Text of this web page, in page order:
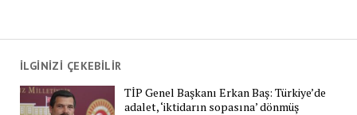
İLGİNİZİ ÇEKEBİLİR
TİP Genel Başkanı Erkan Baş: Türkiye’de
adalet, ‘iktidarın sopasına’ dönmüş